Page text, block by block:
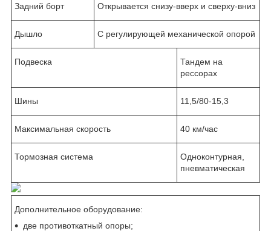
Задний борт Открывается снизу-вверх и сверху-вниз
Дышло С регулирующей механической опорой
Подвеска
Тандем на
рессорах
Шины 11,5/80-15,3
Максимальная скорость 40 км/час
Тормозная система
Одноконтурная,
пневматическая
Дополнительное оборудование:
две противоткатный опоры;